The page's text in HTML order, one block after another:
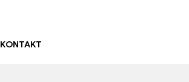
KONTAKT